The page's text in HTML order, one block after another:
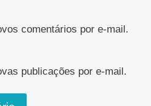
comentários por e-mail.
publicações por e-mail.